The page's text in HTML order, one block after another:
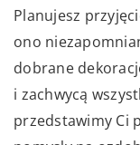
Planujesz
ono
dobrane
i zachwycą
przedstawimy Ci